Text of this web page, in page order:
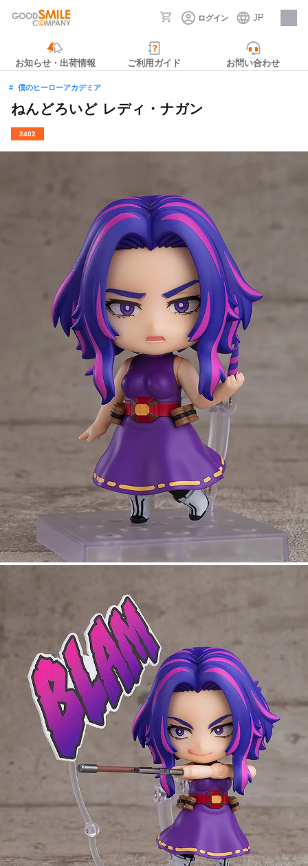
ログイン JP
採用情報
お知らせ・出荷情報 ご利用ガイド お問い合わせ
僕のヒーローアカデミア
ねんどろいど レディ・ナガン
2402